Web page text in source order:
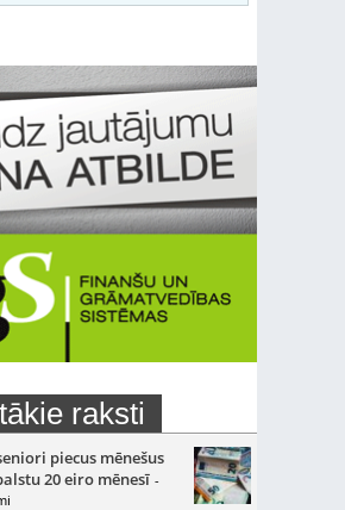
raksti
piecus mēnešus
20 eiro mēnesī -